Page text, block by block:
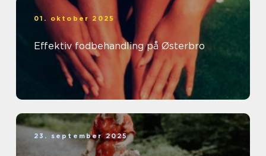
01. oktober 2025
Effektiv fodbehandling på Østerbro
23. september 2025